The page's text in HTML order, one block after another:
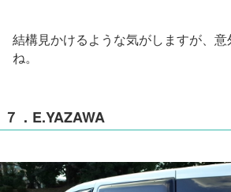
結構見かけるような気がしますが、
ね。
７．E.YAZAWA